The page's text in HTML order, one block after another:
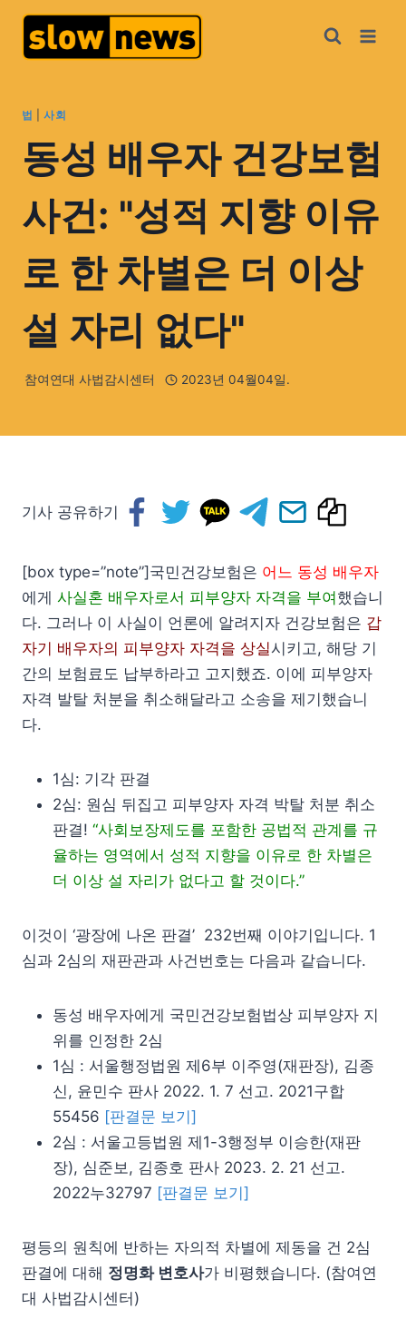
법 |사회
동성 배우자 건강보험
사건: "성적 지향 이유
로 한 차별은 더 이상
설 자리 없다"
참여연대 사법감시센터 2023년 04월04일.
기사 공유하기
[box type=”note”]국민건강보험은 어느 동성 배우자
에게 사실혼 배우자로서 피부양자 자격을 부여 했습니
다. 그러나 이 사실이 언론에 알려지자 건강보험은 갑
자기 배우자의 피부양자 자격을 상실시키고, 해당 기
간의 보험료도 납부하라고 고지했죠. 이에 피부양자
자격 발탈 처분을 취소해달라고 소송을 제기했습니
다.
1심: 기각 판결
2심: 원심 뒤집고 피부양자 자격 박탈 처분 취소
판결! “사회보장제도를 포함한 공법적 관계를 규
율하는 영역에서 성적 지향을 이유로 한 차별은
더 이상 설 자리가 없다고 할 것이다.”
이것이 ‘광장에 나온 판결’ 232번째 이야기입니다. 1
심과 2심의 재판관과 사건번호는 다음과 같습니다.
동성 배우자에게 국민건강보험법상 피부양자 지
위를 인정한 2심
1심 : 서울행정법원 제6부 이주영(재판장), 김종
신, 윤민수 판사 2022. 1. 7 선고. 2021구합
55456 [판결문 보기]
2심 : 서울고등법원 제1-3행정부 이승한(재판
장), 심준보, 김종호 판사 2023. 2. 21 선고.
2022누32797 [판결문 보기]
평등의 원칙에 반하는 자의적 차별에 제동을 건 2심
판결에 대해 정명화 변호사가 비평했습니다. (참여연
대 사법감시센터)